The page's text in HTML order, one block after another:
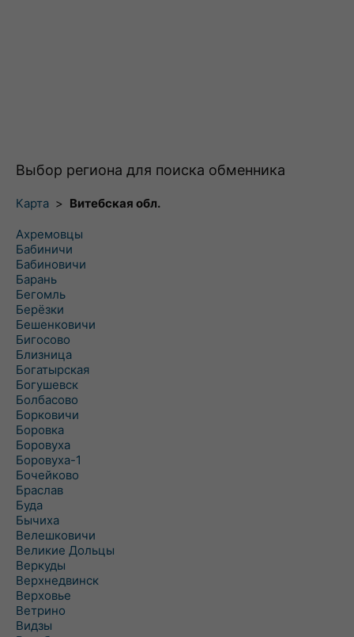
Выбор региона для поиска обменника
Карта > Витебская обл.
Ахремовцы
Бабиничи
Бабиновичи
Барань
Бегомль
Берёзки
Бешенковичи
Бигосово
Близница
Богатырская
Богушевск
Болбасово
Борковичи
Боровка
Боровуха
Боровуха-1
Бочейково
Браслав
Буда
Бычиха
Велешковичи
Великие Дольцы
Веркуды
Верхнедвинск
Верховье
Ветрино
Видзы